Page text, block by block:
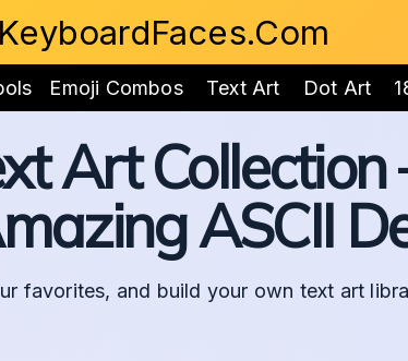
KeyboardFaces.Com
Emoji Combos Text Art Dot Art
Art Collection
ASCII
favorites, and build your own text art